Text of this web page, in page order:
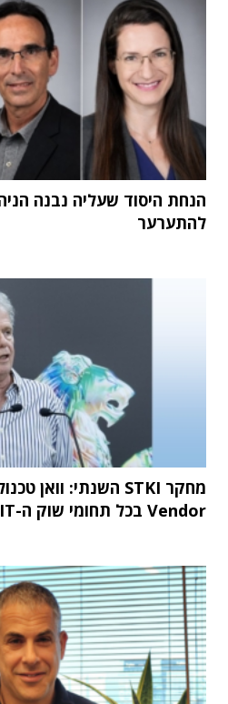
הנחת היסוד שעליה נבנה
להתערער
Vendor בכל תחומי שוק ה-IT